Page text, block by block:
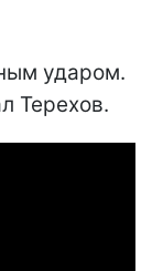
ударом.
Терехов.